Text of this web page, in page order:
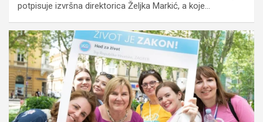
potpisuje izvršna direktorica Željka Markić, a koje…